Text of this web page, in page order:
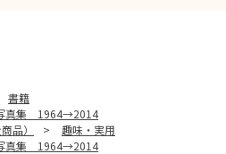
書籍
真集 1964→2014
品） >
趣味・実用
真集 1964→2014